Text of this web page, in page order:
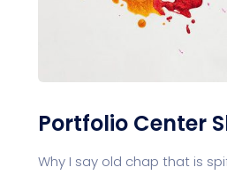
Portfolio Center
Why I say old chap that is